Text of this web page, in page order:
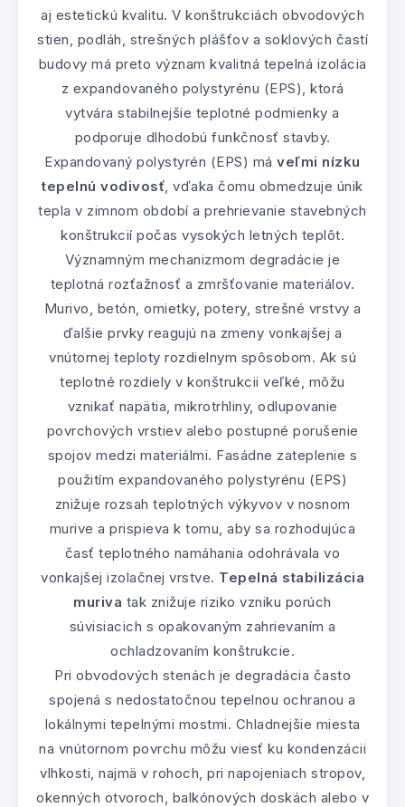
aj estetickú kvalitu. V konštrukciách obvodových
stien, podláh, strešných plášťov a soklových častí
budovy má preto význam kvalitná tepelná izolácia
z expandovaného polystyrénu (EPS), ktorá
vytvára stabilnejšie teplotné podmienky a
podporuje dlhodobú funkčnosť stavby.
Expandovaný polystyrén (EPS) máveľmi nízku
tepelnú vodivosť, vďaka čomu obmedzuje únik
tepla v zimnom období a prehrievanie stavebných
konštrukcií počas vysokých letných teplôt.
Významným mechanizmom degradácie je
teplotná rozťažnosť a zmršťovanie materiálov.
Murivo, betón, omietky, potery, strešné vrstvy a
ďalšie prvky reagujú na zmeny vonkajšej a
vnútornej teploty rozdielnym spôsobom. Ak sú
teplotné rozdiely v konštrukcii veľké, môžu
vznikať napätia, mikrotrhliny, odlupovanie
povrchových vrstiev alebo postupné porušenie
spojov medzi materiálmi. Fasádne zateplenie s
použitím expandovaného polystyrénu (EPS)
znižuje rozsah teplotných výkyvov v nosnom
murive a prispieva k tomu, aby sa rozhodujúca
časť teplotného namáhania odohrávala vo
vonkajšej izolačnej vrstve. Tepelná stabilizácia
muriva tak znižuje riziko vzniku porúch
súvisiacich s opakovaným zahrievaním a
ochladzovaním konštrukcie.
Pri obvodových stenách je degradácia často
spojená s nedostatočnou tepelnou ochranou a
lokálnymi tepelnými mostmi. Chladnejšie miesta
na vnútornom povrchu môžu viesť ku kondenzácii
vlhkosti, najmä v rohoch, pri napojeniach stropov,
okenných otvoroch, balkónových doskách alebo v